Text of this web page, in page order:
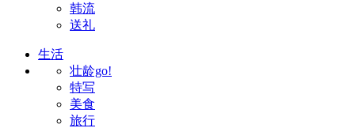
韩流
送礼
生活
壮龄go!
特写
美食
旅行